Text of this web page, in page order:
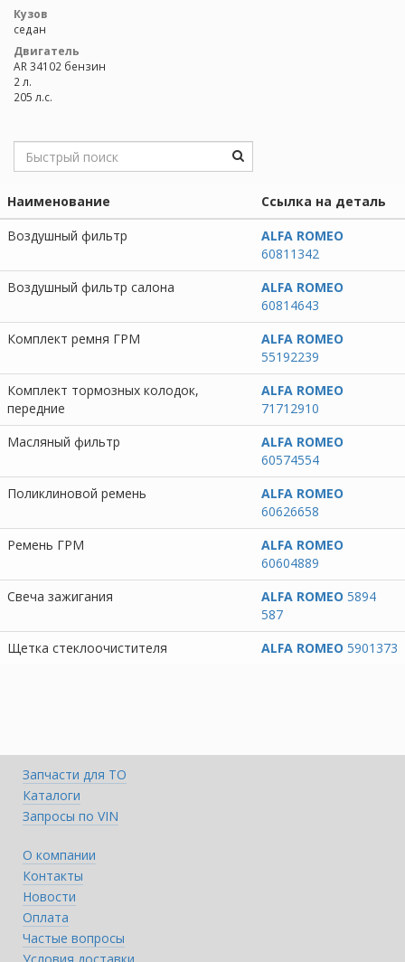
Кузов
седан
Двигатель
AR 34102 бензин
2 л.
205 л.с.
Наименование
Ссылка на деталь
Воздушный фильтр
ALFA ROMEO
60811342
Воздушный фильтр салона
ALFA ROMEO
60814643
Комплект ремня ГРМ
ALFA ROMEO
55192239
Комплект тормозных колодок,
передние
ALFA ROMEO
71712910
Масляный фильтр
ALFA ROMEO
60574554
Поликлиновой ремень
ALFA ROMEO
60626658
Ремень ГРМ
ALFA ROMEO
60604889
Свеча зажигания
ALFA ROMEO 5894
587
Щетка стеклоочистителя
ALFA ROMEO 5901373
Запчасти для ТО
Каталоги
Запросы по VIN
О компании
Контакты
Новости
Оплата
Частые вопросы